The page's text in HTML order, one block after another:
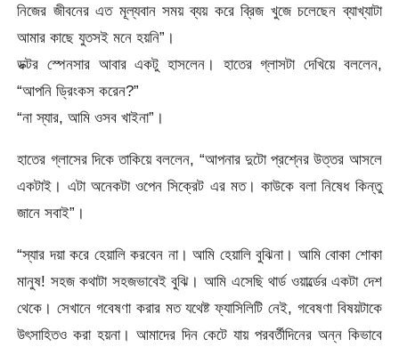
নিজের জীবনের এত মূল্যবান সময় ব্যয় করে ব্রিজ খুজে চলেছেন ব্যাখ্যাটা
আমার কাছে যুতসই মনে হয়নি”।
ডক্টর স্পেনসার আবার একটু হাসলেন। হাতের গ্লাসটা দেখিয়ে বললেন,
“আপনি ড্রিংকস করেন?”
“না স্যার, আমি ওসব খাইনা”।
হাতের গ্লাসের দিকে তাকিয়ে বললেন, “আপনার দুটো প্রশ্নের উত্তর আসলে
একটাই। এটা অনেকটা ওপেন সিক্রেট এর মত। কাউকে বলা নিষেধ কিন্তু
জানে সবাই”।
“স্যার দয়া করে হেয়ালি করবেন না। আমি হেয়ালি বুঝিনা। আমি বোকা শোকা
মানুষ! সহজ কথাটা সহজভাবেই বুঝি। আমি এসেছি থার্ড ওয়ার্ল্ডের একটা দেশ
থেকে। সেখানে গবেষণা করার মত যথেষ্ট ফ্যাসিলিটি নেই, গবেষণা বিষয়টাকে
উৎসাহিতও করা হয়না। আমাদের দিন কেটে যায় পরবর্তীদিনের অন্ন কিভাবে